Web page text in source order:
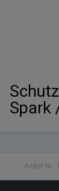
Spark
Artikel Nr.: